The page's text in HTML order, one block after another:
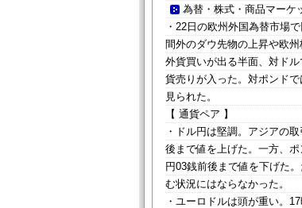
為替・株式・商品マーケ
・22日の欧州外国為替市場
間外のダウ先物の上昇や欧
外貨買いが出る半面、対ド
貨売りが入った。対ポンド
見られた。
【 通貨ペア 】
・ドル円は堅調。アジアの
後まで値を上げた。一方、
円03銭前後まで値を下げた
む状況にはならなかった。
・ユーロドルは頭が重い。